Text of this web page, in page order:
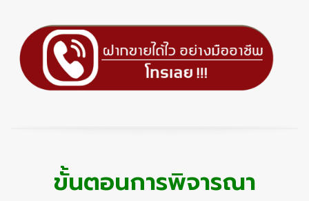
ขั้นตอนการพิจารณา